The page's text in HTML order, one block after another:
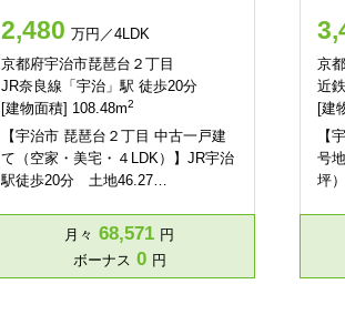
2,480 万円／4LDK
京都府宇治市琵琶台２丁目
JR奈良線「宇治」駅 徒歩20分
[建物面積] 108.48m2
【宇治市 琵琶台２丁目 中古一戸建
て（空家・美宅・４LDK）】JR宇治
駅徒歩20分 土地46.27…
月々 68,571 円
ボーナス 0 円
京
近
[建
【
号
坪